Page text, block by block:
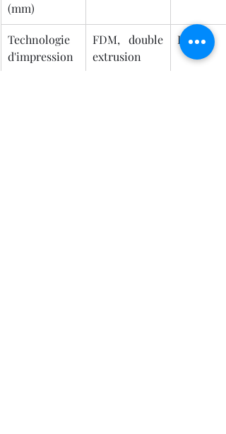
(mm)
Technologie
d'impression
FDM, double
extrusion
FDM